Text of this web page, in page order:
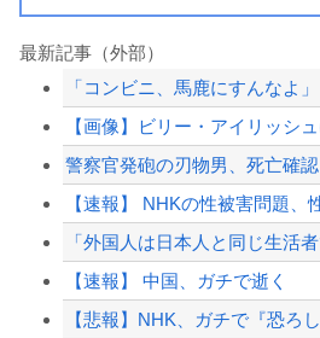
最新記事（外部）
警察官発砲の刃物男、死亡確認
【速報】 中国、ガチで逝く